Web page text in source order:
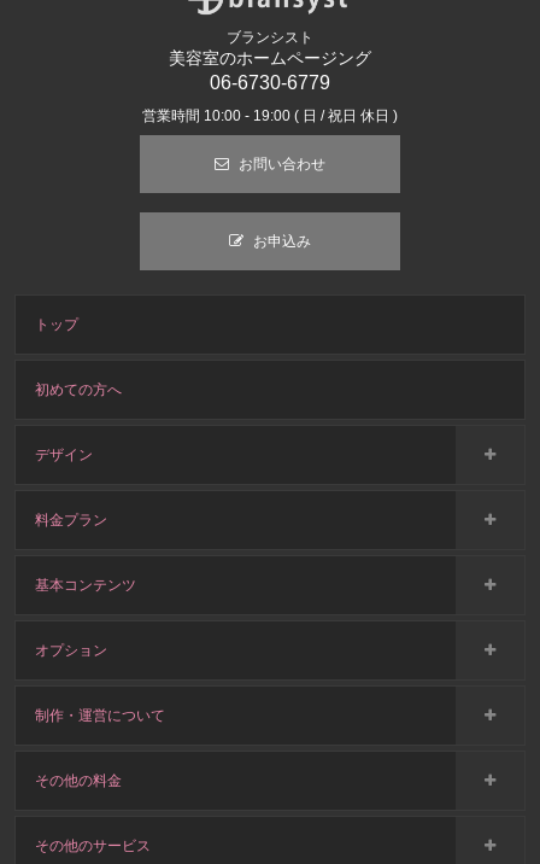
ブランシスト
美容室のホームページング
06-6730-6779
営業時間 10:00 - 19:00 ( 日 / 祝日 休日 )
お問い合わせ
お申込み
トップ
初めての方へ
デザイン
料金プラン
基本コンテンツ
オプション
制作・運営について
その他の料金
その他のサービス